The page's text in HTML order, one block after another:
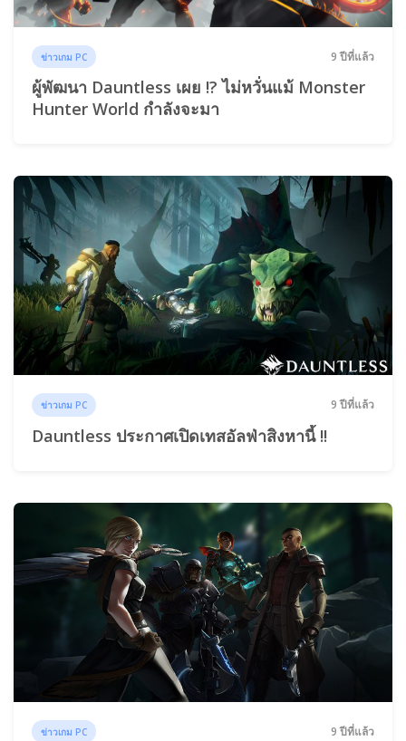
ข่าวเกม PC 9 ปีที่แล้ว
ผู้พัฒนา Dauntless เผย !? ไม่หวั่นแม้ Monster
Hunter World กำลังจะมา
ข่าวเกม PC 9 ปีที่แล้ว
Dauntless ประกาศเปิดเทสอัลฟ่าสิงหานี้ !!
ข่าวเกม PC 9 ปีที่แล้ว